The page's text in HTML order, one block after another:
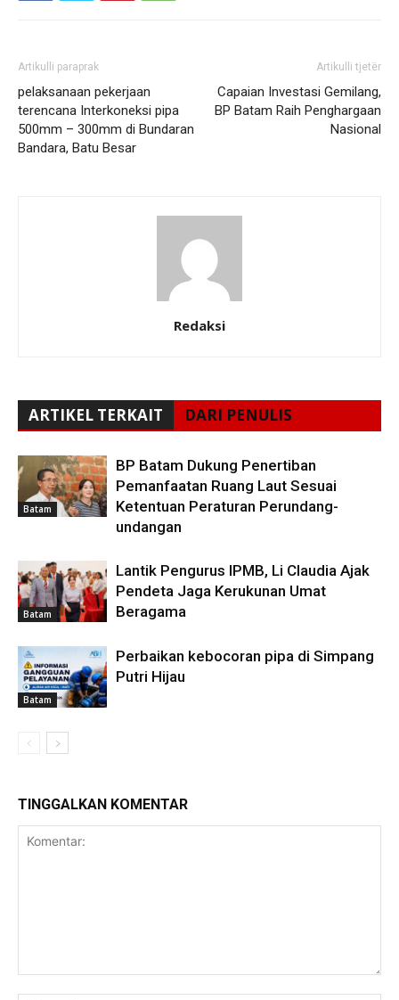
Artikulli paraprak
pelaksanaan pekerjaan
terencana Interkoneksi pipa
500mm – 300mm di Bundaran
Bandara, Batu Besar
Artikulli tjetër
Capaian Investasi Gemilang,
BP Batam Raih Penghargaan
Nasional
Redaksi
ARTIKEL TERKAIT DARI PENULIS
Batam
BP Batam Dukung Penertiban
Pemanfaatan Ruang Laut Sesuai
Ketentuan Peraturan Perundang-
undangan
Batam
Lantik Pengurus IPMB, Li Claudia Ajak
Pendeta Jaga Kerukunan Umat
Beragama
Batam
Perbaikan kebocoran pipa di Simpang
Putri Hijau
TINGGALKAN KOMENTAR